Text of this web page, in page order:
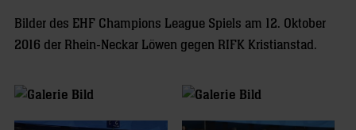
Bilder des EHF Champions League Spiels am 12. Oktober
2016 der Rhein-Neckar Löwen gegen RIFK Kristianstad.